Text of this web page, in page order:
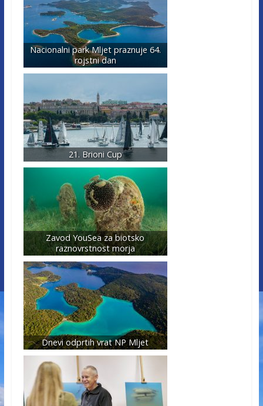
Nacionalni park Mljet praznuje 64.
rojstni dan
21. Brioni Cup
Zavod YouSea za biotsko
raznovrstnost morja
Dnevi odprtih vrat NP Mljet